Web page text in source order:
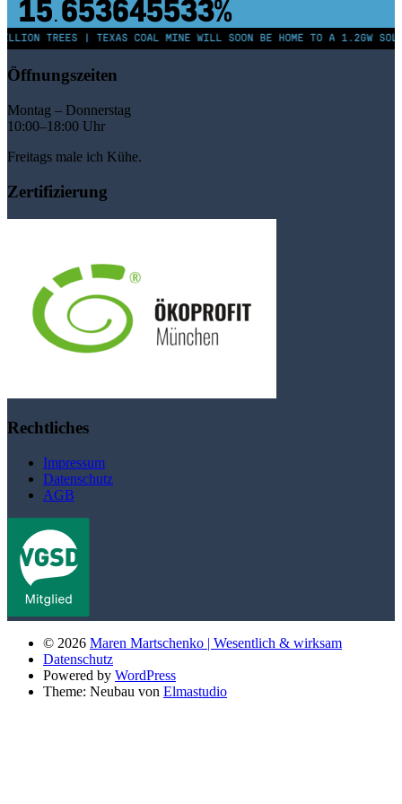
43,500,000km²
TREES | TEXAS COAL MINE WILL SOON BE HOME TO A 1.2GW
Öffnungszeiten
Montag – Donnerstag
10:00–18:00 Uhr
Freitags male ich Kühe.
Zertifizierung
Rechtliches
Impressum
Datenschutz
AGB
© 2026 Maren Martschenko | Wesentlich & wirksam
Datenschutz
Powered by WordPress
Theme: Neubau von Elmastudio